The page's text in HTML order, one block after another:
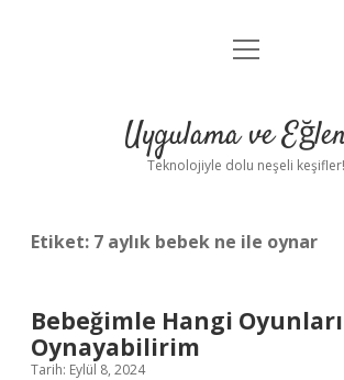
Anasayfa
Yasal Uyarı
menüyü
Uygulama ve
Teknolojiyle dolu neşeli keşifler!
Etiket: 7 aylık bebek ne ile oynar
Bebeğimle Hangi Oyunları
Oynayabilirim
Tarih: Eylül 8, 2024